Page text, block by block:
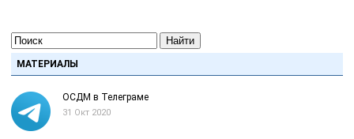
Найти
МАТЕРИАЛЫ
ОСДМ в Телеграме
31 Окт 2020